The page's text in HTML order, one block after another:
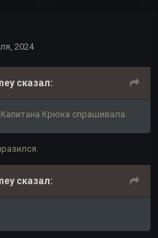
2024
сказал:
Крюка спрашивала.
сказал: